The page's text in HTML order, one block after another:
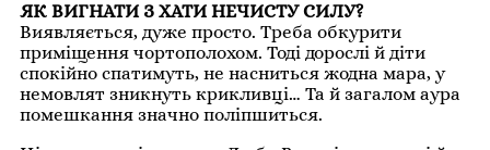
ЯК ВИГНАТИ З ХАТИ НЕЧИСТУ СИЛУ?
Виявляється, дуже просто. Треба обкурити
приміщення чортополохом. Тоді дорослі й діти
спокійно спатимуть, не насниться жодна мара, у
немовлят зникнуть крикливці… Та й загалом аура
помешкання значно поліпшиться.